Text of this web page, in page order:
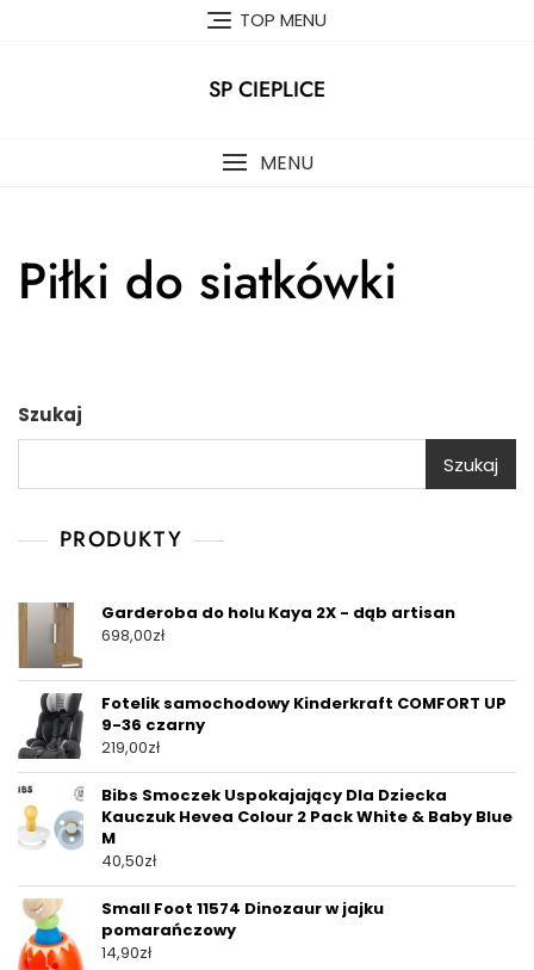
TOP MENU
SP CIEPLICE
MENU
Piłki do siatkówki
Szukaj
Szukaj
PRODUKTY
Garderoba do holu Kaya 2X - dąb artisan
698,00zł
Fotelik samochodowy Kinderkraft COMFORT UP
9-36 czarny
219,00zł
Bibs Smoczek Uspokajający Dla Dziecka
Kauczuk Hevea Colour 2 Pack White & Baby Blue
M
40,50zł
Small Foot 11574 Dinozaur w jajku
pomarańczowy
14,90zł